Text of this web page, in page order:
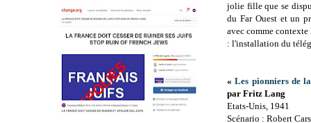
jolie fille que se
du Far Ouest et un
avec comme
: l'installation du
«Les pionniers de
par Fritz Lang
Etats-Unis, 1941
Scénario : Robert